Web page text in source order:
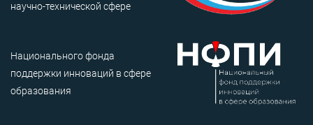
научно-технической сфере
Национального фонда
поддержки инноваций в сфере
образования